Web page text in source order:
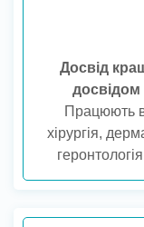
Досвід
досвідом
Працюють в
хірургія,